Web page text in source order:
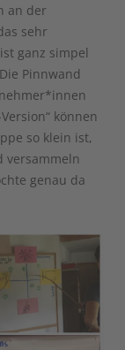
an der
sehr
ganz simpel
Pinnwand
können
so klein ist,
versammeln
genau da